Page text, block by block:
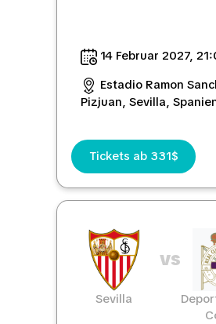
14 Februar 2027,
Estadio Ramon
Pizjuan, Sevilla,
Tickets ab 331$
Sevilla
vs